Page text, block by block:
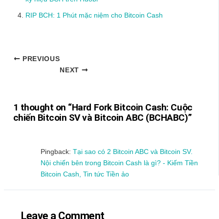
RIP BCH: 1 Phút mặc niệm cho Bitcoin Cash
PREVIOUS
NEXT
1 thought on “Hard Fork Bitcoin Cash: Cuộc
chiến Bitcoin SV và Bitcoin ABC (BCHABC)”
Pingback: Tại sao có 2 Bitcoin ABC và Bitcoin SV.
Nội chiến bên trong Bitcoin Cash là gì? - Kiếm Tiền
Bitcoin Cash, Tin tức Tiền ảo
Leave a Comment